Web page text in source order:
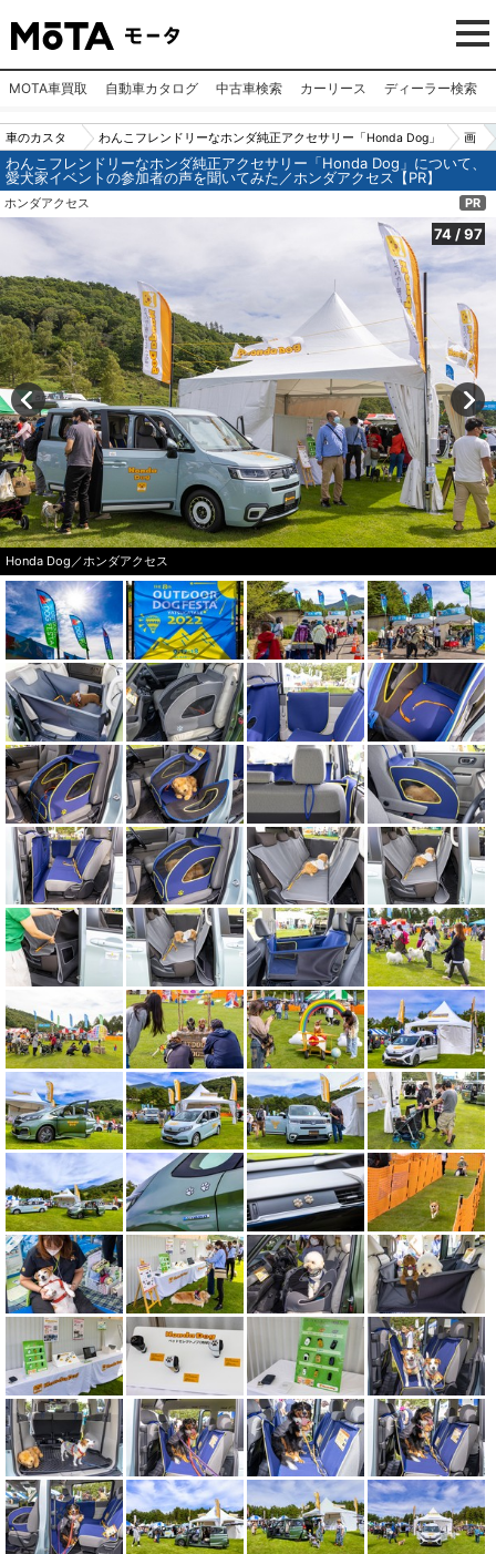
MOTA車買取 自動車カタログ 中古車検索 カーリース ディーラー検索
車のカスタ
ムパーツ
（カー用
品）
わんこフレンドリーなホンダ純正アクセサリー「Honda Dog」
について、愛犬家イベントの参加者の声を聞いてみた／ホンダ
アクセス【PR】
画
像
N
74
わんこフレンドリーなホンダ純正アクセサリー「Honda Dog」について、
愛犬家イベントの参加者の声を聞いてみた／ホンダアクセス【PR】
ホンダアクセス PR
74 /97
Honda Dog／ホンダアクセス